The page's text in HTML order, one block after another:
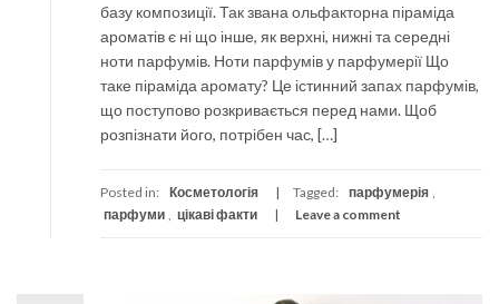
базу композиції. Так звана ольфакторна піраміда
ароматів є ні що інше, як верхні, нижні та середні
ноти парфумів. Ноти парфумів у парфумерії Що
таке піраміда аромату? Це істинний запах парфумів,
що поступово розкривається перед нами. Щоб
розпізнати його, потрібен час, […]
Posted in: Косметологія Tagged: парфумерія
парфуми
цікаві факти Leave a comment